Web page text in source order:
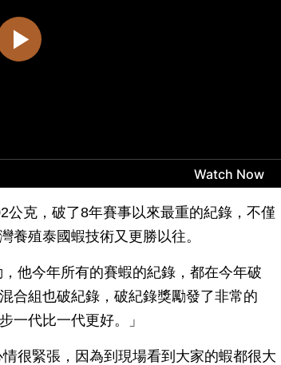
公克，破了8年賽事以來最重的紀錄，不僅
養殖泰國蝦技術又更勝以往。
他今年所有的賽蝦的紀錄，都在今年破
合組也破紀錄，破紀錄獎勵發了非常的
一代比一代更好。」
很緊張，因為到現場看到大家的蝦都很大